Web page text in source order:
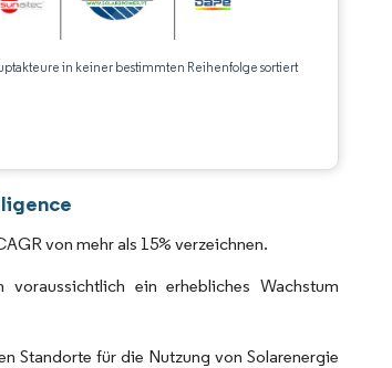
in keiner bestimmten Reihenfolge sortiert
von mehr als 15% verzeichnen.
ein erhebliches Wachstum
Standorte für die Nutzung von Solarenergie